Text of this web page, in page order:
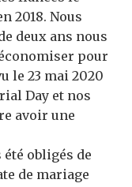
2018. Nous
deux ans nous
pour
le 23 mai 2020
Day et nos
avoir une
été obligés de
de mariage